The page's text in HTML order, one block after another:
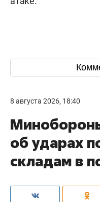
8 августа 2026, 18:40
об ударах
складам в